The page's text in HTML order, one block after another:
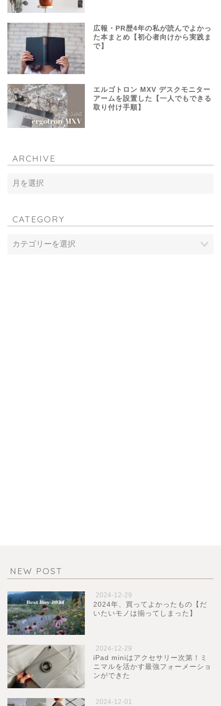
広報・PR歴4年の私が読んでよかっ
た本まとめ【初心者向けから実践ま
で】
エルゴトロン MXV デスクモニター
アームを設置した【一人でもできる
取り付け手順】
ARCHIVE
CATEGORY
NEW POST
2024-12-29
2024年、買ってよかったもの【だ
いたいモノは揃ってしまった】
2024-12-29
iPad miniはアクセサリー次第！ミ
ニマルを活かす最強フォーメーショ
ンができた
2024-12-01